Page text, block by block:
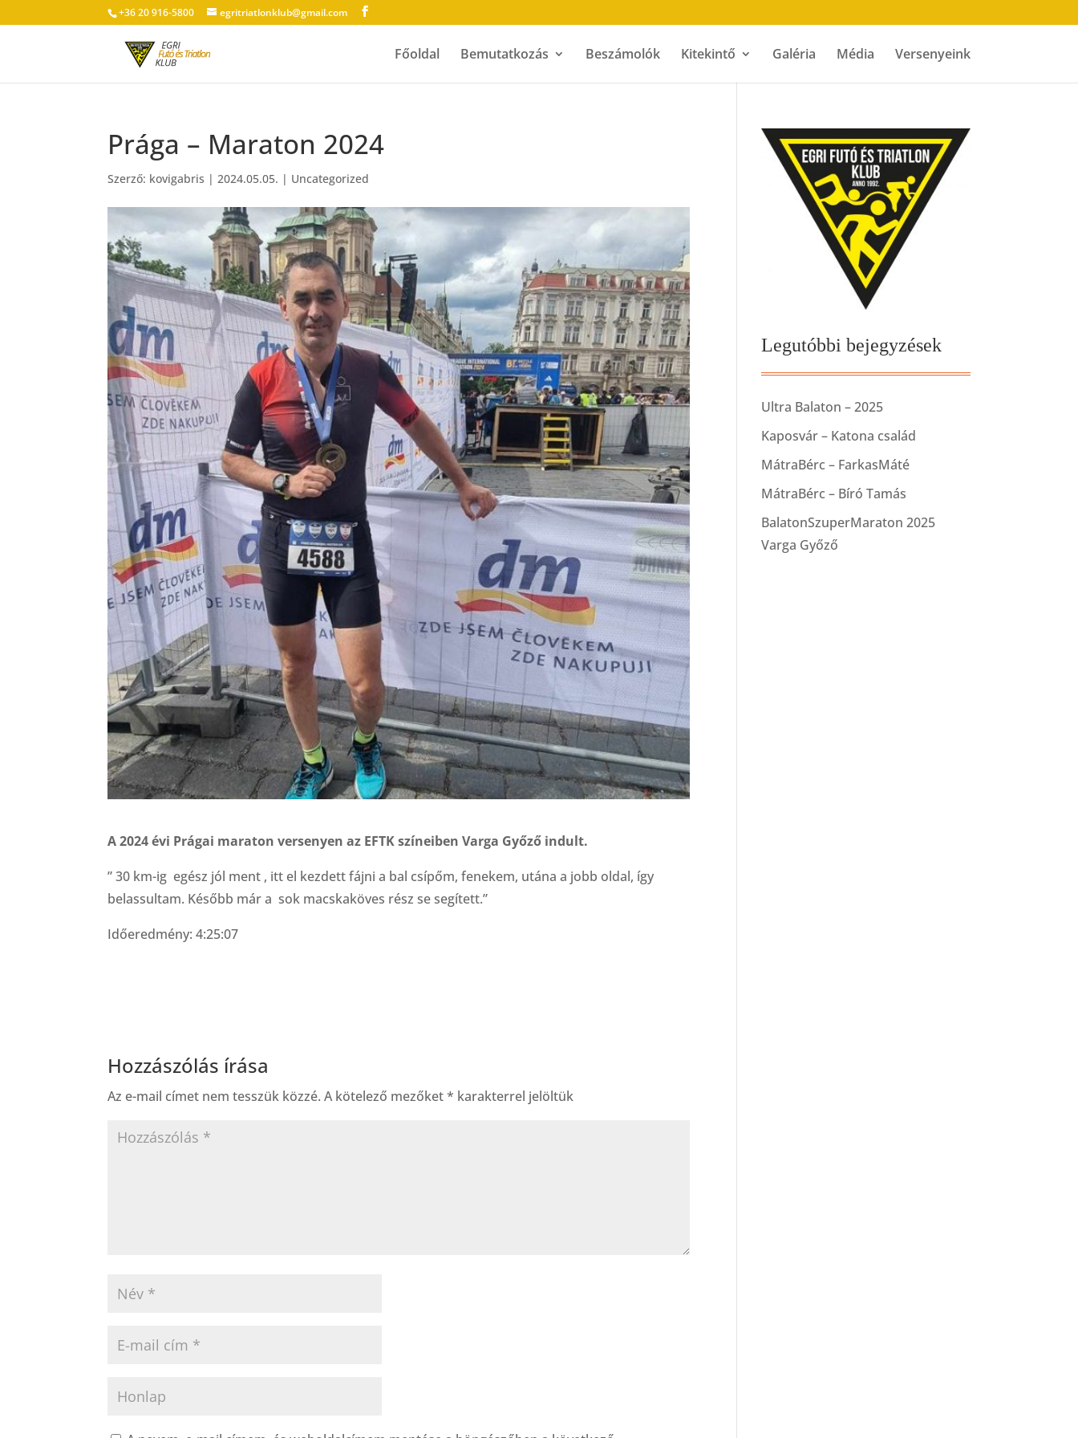
+36 20 916-5800 egritriatlonklub@gmail.com
Főoldal Bemutatkozás Beszámolók Kitekintő Galéria Média Versenyeink
Prága – Maraton 2024
Szerző: kovigabris |2024.05.05. | Uncategorized
A 2024 évi Prágai maraton versenyen az EFTK színeiben Varga Győző indult.
” 30 km-ig egész jól ment , itt el kezdett fájni a bal csípőm, fenekem, utána a jobb oldal, így
belassultam. Később már a sok macskaköves rész se segített.”
Időeredmény: 4:25:07
Hozzászólás írása
Az e-mail címet nem tesszük közzé. A kötelező mezőket* karakterrel jelöltük
Legutóbbi bejegyzések
Ultra Balaton – 2025
Kaposvár – Katona család
MátraBérc – FarkasMáté
MátraBérc – Bíró Tamás
BalatonSzuperMaraton 2025
Varga Győző